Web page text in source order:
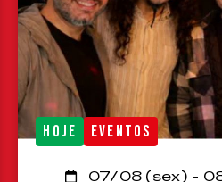
HOJE EVENTOS
07/08 (sex) -